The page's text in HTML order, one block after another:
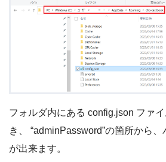
フォルダ内にある config.json ファ
き、 “adminPassword”の箇所から
が出来ます。